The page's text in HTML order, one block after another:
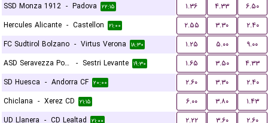
SSD Monza 1912 - Padova ۲۲:۱۵ ۱.۳۶ ۴.۳۳
۶.۵۰
Hercules Alicante - Castellon ۲۱:۰۰ ۲.۵۵ ۳.۳۰
۲.۴۰
FC Sudtirol Bolzano - Virtus Verona ۱۸:۳۰ ۱.۲۵ ۵.۰۰
۹.۰۰
ASD Seravezza Pozzi Calcio
- Sestri Levante ۱۹:۳۰ ۱.۶۵ ۳.۵۰
۴.۳۳
SD Huesca - Andorra CF ۲۰:۰۰ ۲.۶۰ ۳.۳۰
۲.۴۰
Chiclana - Xerez CD ۲۱:۱۵ ۶.۰۰ ۳.۸۰
۱.۴۳
UD Llanera - CD Lealtad ۲۱:۰۰ ۲.۲۲ ۳.۶۰ ۲.۶۰